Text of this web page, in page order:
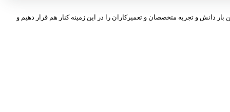
دانش و تجربه متخصصان و تعمیرکاران را در این زمینه کنار هم قرار دهیم و